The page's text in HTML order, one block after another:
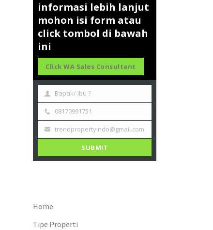
informasi lebih lanjut
mohon isi form atau
click tombol di bawah
ini
Click WA Sales Consultant
Bapak/ Ibu ?
08170991751
trendpropertyindo@gmail.com
SUBMIT
Home
Tipe Properti